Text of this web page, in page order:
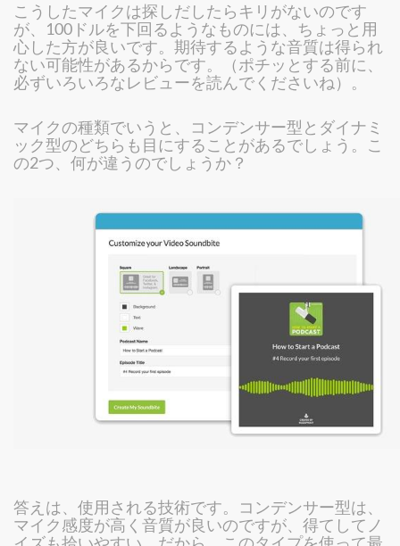
こうしたマイクは探しだしたらキリがないのです
が、100ドルを下回るようなものには、ちょっと用
心した方が良いです。期待するような音質は得られ
ない可能性があるからです。（ポチッとする前に、
必ずいろいろなレビューを読んでくださいね）。
マイクの種類でいうと、コンデンサー型とダイナミ
ック型のどちらも目にすることがあるでしょう。こ
の2つ、何が違うのでしょうか？
答えは、使用される技術です。コンデンサー型は、
マイク感度が高く音質が良いのですが、得てしてノ